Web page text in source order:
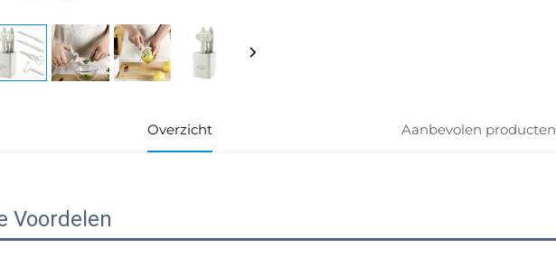
Overzicht Aanbevolen producten
Voordelen